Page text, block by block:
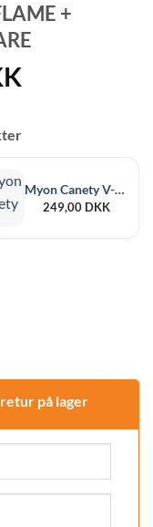
+
Myon Canety V-Piercer
249,00 DKK
på lager